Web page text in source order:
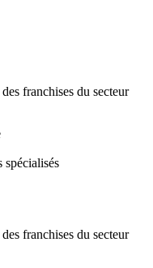
franchises du secteur
spécialisés
franchises du secteur